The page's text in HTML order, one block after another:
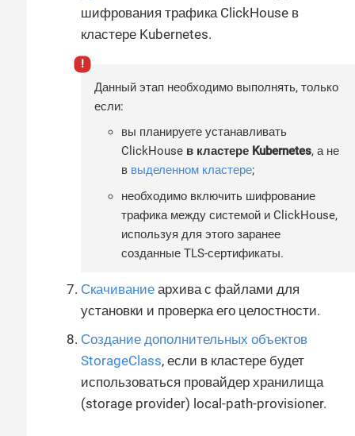
шифрования трафика ClickHouse в
кластере Kubernetes.
Данный этап необходимо выполнять, только
если:
вы планируете устанавливать
ClickHouse в кластере Kubernetes, а не
в выделенном кластере;
необходимо включить шифрование
трафика между системой и ClickHouse,
используя для этого заранее
созданные TLS-сертификаты.
Скачивание архива с файлами для
установки и проверка его целостности.
Создание дополнительных объектов
StorageClass, если в кластере будет
использоваться провайдер хранилища
(storage provider) local-path-provisioner.